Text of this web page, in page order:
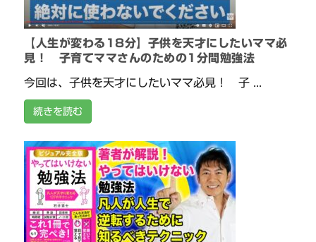
【人生が変わる18分】子供を天才にしたいママ必
見！ 子育てママさんのための1分間勉強法
今回は、子供を天才にしたいママ必見！ 子 ...
続きを読む